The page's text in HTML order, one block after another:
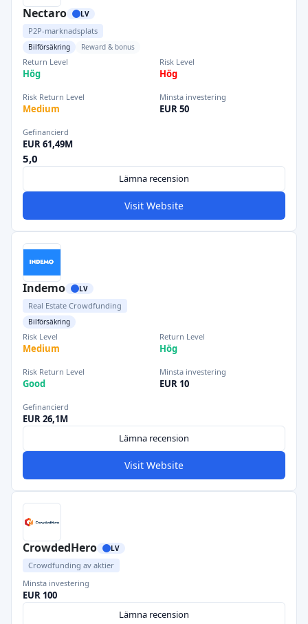
Nectaro LV
P2P-marknadsplats
Bilförsäkring Reward & bonus
Return Level
Hög
Risk Level
Hög
Risk Return Level
Medium
Minsta investering
EUR 50
Gefinancierd
EUR 61,49M
5,0
Lämna recension
Visit Website
Indemo LV
Real Estate Crowdfunding
Bilförsäkring
Risk Level
Medium
Return Level
Hög
Risk Return Level
Good
Minsta investering
EUR 10
Gefinancierd
EUR 26,1M
Lämna recension
Visit Website
CrowdedHero LV
Crowdfunding av aktier
Minsta investering
EUR 100
Lämna recension